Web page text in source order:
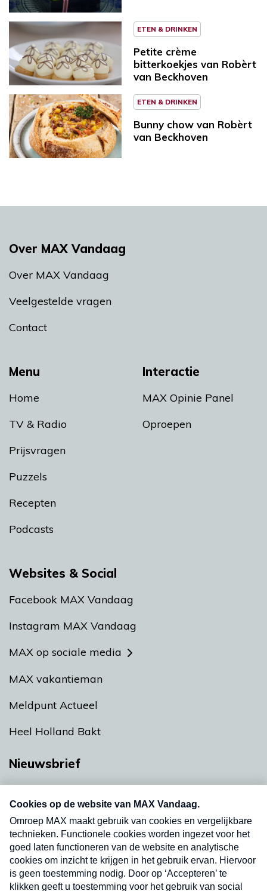
ETEN & DRINKEN
Petite crème
bitterkoekjes van Robèrt
van Beckhoven
ETEN & DRINKEN
Bunny chow van Robèrt
van Beckhoven
Menu
Home
TV & Radio
Prijsvragen
Puzzels
Recepten
Podcasts
Interactie
MAX Opinie Panel
Oproepen
Over MAX Vandaag
Over MAX Vandaag
Veelgestelde vragen
Contact
Websites & Social
Facebook MAX Vandaag
Instagram MAX Vandaag
MAX op sociale media
MAX vakantieman
Meldpunt Actueel
Heel Holland Bakt
Nieuwsbrief
nieuwsbrief. Elke vrijdag- en dinsdagochtend in
uw mailbox.
Verzend